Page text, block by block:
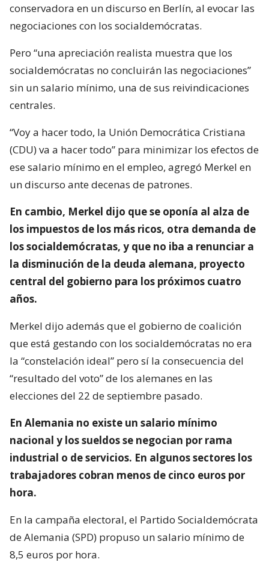
conservadora en un discurso en Berlín, al evocar las
negociaciones con los socialdemócratas.
Pero “una apreciación realista muestra que los
socialdemócratas no concluirán las negociaciones”
sin un salario mínimo, una de sus reivindicaciones
centrales.
“Voy a hacer todo, la Unión Democrática Cristiana
(CDU) va a hacer todo” para minimizar los efectos de
ese salario mínimo en el empleo, agregó Merkel en
un discurso ante decenas de patrones.
En cambio, Merkel dijo que se oponía al alza de
los impuestos de los más ricos, otra demanda de
los socialdemócratas, y que no iba a renunciar a
la disminución de la deuda alemana, proyecto
central del gobierno para los próximos cuatro
años.
Merkel dijo además que el gobierno de coalición
que está gestando con los socialdemócratas no era
la “constelación ideal” pero sí la consecuencia del
“resultado del voto” de los alemanes en las
elecciones del 22 de septiembre pasado.
En Alemania no existe un salario mínimo
nacional y los sueldos se negocian por rama
industrial o de servicios. En algunos sectores los
trabajadores cobran menos de cinco euros por
hora.
En la campaña electoral, el Partido Socialdemócrata
de Alemania (SPD) propuso un salario mínimo de
8,5 euros por hora.